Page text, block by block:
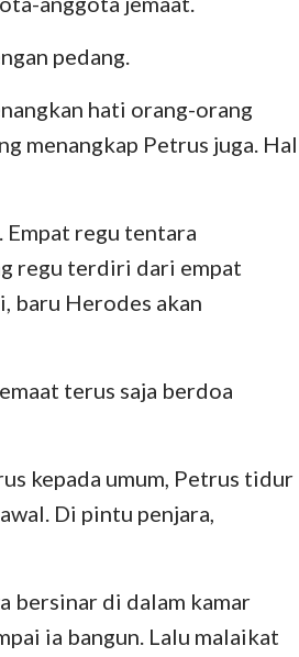
Roma
II Korintus
Efesus
II Tesalonika
II Timotius
Yakobus
II Yohanes
pedang.
hati orang-orang
menangkap Petrus juga. Hal
Empat regu tentara
regu terdiri dari empat
baru Herodes akan
terus saja berdoa
kepada umum, Petrus tidur
Di pintu penjara,
bersinar di dalam kamar
ia bangun. Lalu malaikat